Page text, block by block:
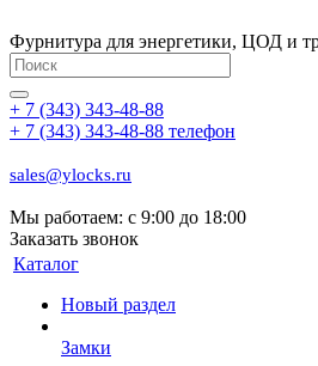
Фурнитура для энергетики, ЦОД и
+ 7 (343) 343-48-88
+ 7 (343) 343-48-88 телефон
sales@ylocks.ru
Мы работаем: с 9:00 до 18:00
Заказать звонок
Каталог
Новый раздел
Замки